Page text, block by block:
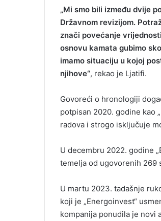
„Mi smo bili između dvije
Državnom revizijom.
znači povećanje
osnovu kamata gubimo
imamo situaciju u kojoj
njihove“, rekao je Ljatifi.
Govoreći o hronologiji
potpisan 2020. godine kao
radova i strogo isključuje
U decembru 2022. godine
temelja od ugovorenih 269
U martu 2023. tadašnje
koji je „Energoinvest“
kompanija ponudila je novi